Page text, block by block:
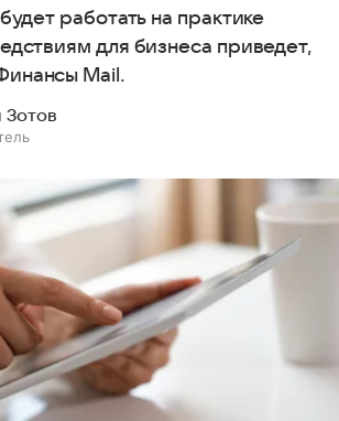
работать на практике
для бизнеса приведет,
Mail.
Зотов